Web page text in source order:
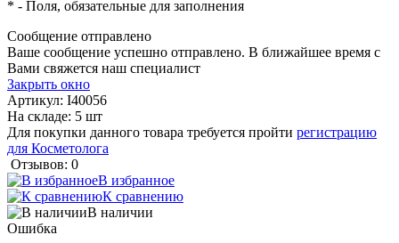
* - Поля, обязательные для заполнения
Сообщение отправлено
Ваше сообщение успешно отправлено. В ближайшее время с
Вами свяжется наш специалист
Закрыть окно
Артикул: I40056
На складе: 5 шт
Для покупки данного товара требуется пройти регистрацию
для Косметолога
Отзывов: 0
В избранное
К сравнению
В наличии
Ошибка